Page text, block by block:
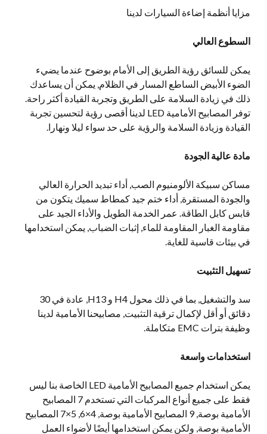
مزايا أنظمة إضاءة السيارات لدينا
السطوع العالي
يمكن للسائق رؤية الطريق إلى الأمام بوضوح عندما يضيء
الضوء الأبيض الساطع المسار في الظلام, يمكن أن يساعدك
ذلك في زيادة السلامة على الطريق وتجربة القيادة أكثر راحة.
توفر المصابيح الأمامية LED لدينا أقصى رؤية لتحسين تجربة
القيادة وزيادة السلامة والرؤية على حد سواء ليلا ونهارا.
مادة عالية الجودة
مساكن سبيكة الألومنيوم الصب, أداء تبديد الحرارة العالي
والجودة المستقرة, أداء ختم جيد كمطاط سميك يتكون من
قابس كابل الطاقة. عمر الخدمة الطويل والأداء الجيد على
مقاومة الغبار المقاومة للماء, إثبات الضباب, يمكن استخدامها
في بيئات قاسية للغاية.
تسهيل التثبيت
سد والتشغيل, بما في ذلك محول H4 و H13, عادة في 30
دقائق أو أقل لإكمال ترقية التثبيت, مصابيحنا الأمامية لدينا
وظيفة بترات EMC متكاملة.
استخدامات واسعة
يمكن استخدام جميع المصابيح الأمامية LED الخاصة بنا ليس
فقط على جميع أنواع المركبات التي تستخدم 7 المصابيح
الأمامية بوصة, 9 المصابيح الأمامية بوصة, 4×6, 5×7 المصابيح
الأمامية بوصة, ولكن يمكن استخدامها أيضًا لأضواء العمل